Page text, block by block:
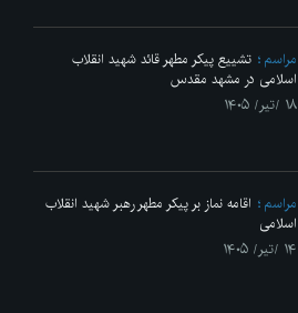
مراسم
تشییع پیکر مطهر قائد شهید انقلاب
اسلامی در مشهد مقدس
۱۸ /تیر/ ۱۴۰۵
مراسم
اقامه نماز بر پیکر مطهر رهبر شهید انقلاب
اسلامی
۱۴ /تیر/ ۱۴۰۵